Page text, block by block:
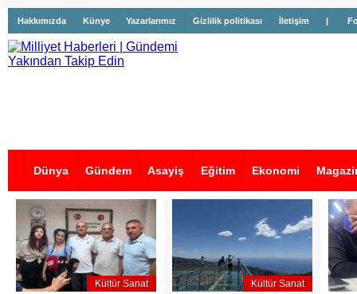
Hakkımızda Künye Yazarlarımız Gizlilik politikası İletişim |
Dünya Gündem Asayiş Eğitim Ekonomi
İş İlanları
Kültür Sanat Kültür Sanat